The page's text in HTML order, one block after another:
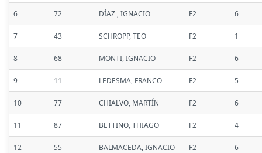
6 72 DÍAZ , IGNACIO F2 6
7 43 SCHROPP, TEO F2 1
8 68 MONTI, IGNACIO F2 6
9 11 LEDESMA, FRANCO F2 5
10 77 CHIALVO, MARTÍN F2 6
11 87 BETTINO, THIAGO F2 4
12 55 BALMACEDA, IGNACIO F2 6